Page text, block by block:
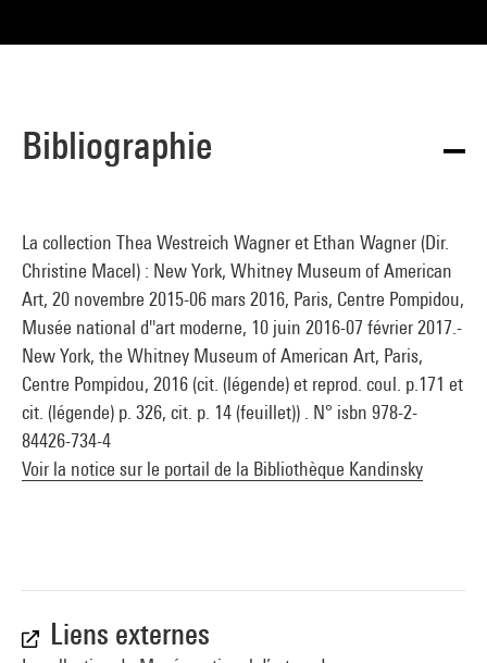
Bibliographie
La collection Thea Westreich Wagner et Ethan Wagner (Dir.
Christine Macel) : New York, Whitney Museum of American
Art, 20 novembre 2015-06 mars 2016, Paris, Centre Pompidou,
Musée national d''art moderne, 10 juin 2016-07 février 2017.-
New York, the Whitney Museum of American Art, Paris,
Centre Pompidou, 2016 (cit. (légende) et reprod. coul. p.171 et
cit. (légende) p. 326, cit. p. 14 (feuillet)) . N° isbn 978-2-
84426-734-4
Voir la notice sur le portail de la Bibliothèque Kandinsky
Liens externes